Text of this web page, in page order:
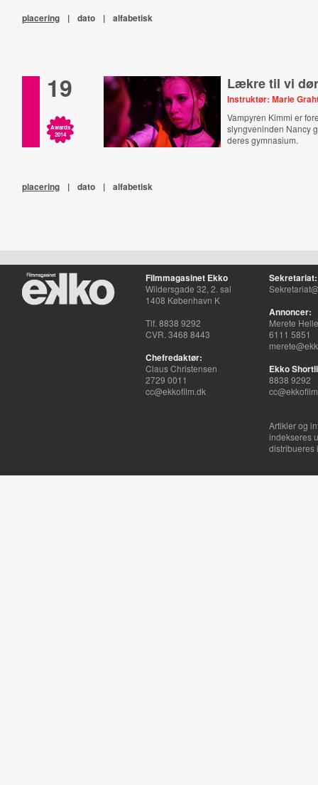
placering | dato | alfabetisk
19
Awards
2014
Lækre til vi
Instruktør: Marie
Vampyren Kimmi er
slyngveninden Nancy
deres gymnasium.
placering | dato | alfabetisk
Filmmagasinet Ekko
Wildersgade 32, 2. sal
1408 København K
Tlf. 8838 9292
CVR. 3468 8443
Chefredaktør:
Claus Christensen
2729 0011
cc@ekkofilm.dk
Sekretariat:
Annoncer:
Merete
6111 5851
Ekko
8838 9292
Artikler og
indekseres
distribueres